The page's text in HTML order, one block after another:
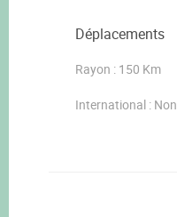
Déplacements
Rayon : 150 Km
International : Non